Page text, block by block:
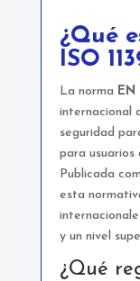
¿Qué
ISO
La norma EN
internacional
seguridad
para usuarios
Publicada
esta
y un nivel
¿Qué